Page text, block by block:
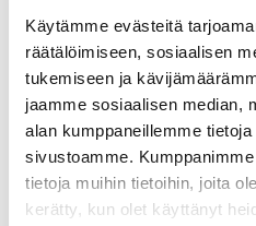
Käytämme evästeitä
räätälöimiseen, sosiaalisen
tukemiseen ja
jaamme sosiaalisen median,
alan kumppaneillemme
sivustoamme.
tietoja muihin tietoihin, joita
kerätty, kun olet käyttänyt
lämmityspolttoaineiden
yhteensä 100 miljoonalla
2023. Parafiinisen
veronalennus poistetaan
”Veronalennusta olisi ollut
yhdessä muiden